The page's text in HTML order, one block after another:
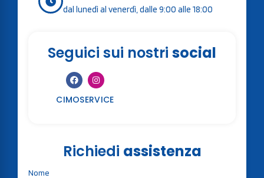
Richiedi assistenza
Nome
dal lunedì al venerdì, dalle 9:00 alle 18:00
Seguici sui nostri social
CIMOSERVICE